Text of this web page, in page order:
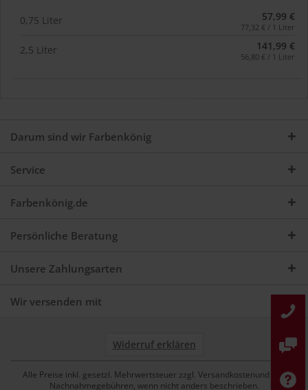
0,75 Liter 57,99 €
77,32 € / 1 Liter
2,5 Liter 141,99 €
56,80 € / 1 Liter
Darum sind wir Farbenkönig
Service
Farbenkönig.de
Persönliche Beratung
Unsere Zahlungsarten
Wir versenden mit
Widerruf erklären
Alle Preise inkl. gesetzl. Mehrwertsteuer zzgl. Versandkostenund ggf.
Nachnahmegebühren, wenn nicht anders beschrieben.